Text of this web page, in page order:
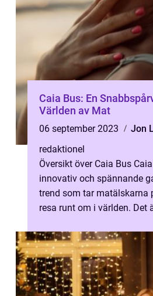
Caia Bus: En
Världen av Mat
06 september 2023
Jon
redaktionel
Översikt över Caia Bus
innovativ och spännande
trend som tar matälskarna
resa runt om i världen. Det